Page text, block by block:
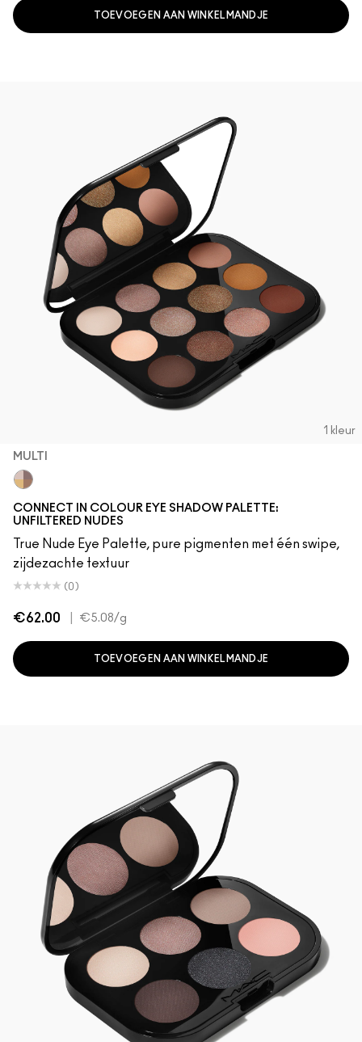
TOEVOEGEN AAN WINKELMANDJE
1 kleur
MULTI
CONNECT IN COLOUR EYE SHADOW PALETTE:
UNFILTERED NUDES
True Nude Eye Palette, pure pigmenten met één swipe,
zijdezachte textuur
(0)
€62.00 €5.08/g
TOEVOEGEN AAN WINKELMANDJE